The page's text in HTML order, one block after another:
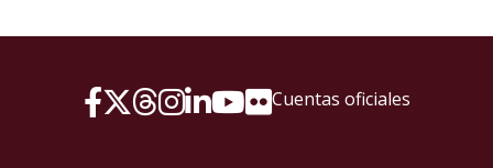
Cuentas oficiales